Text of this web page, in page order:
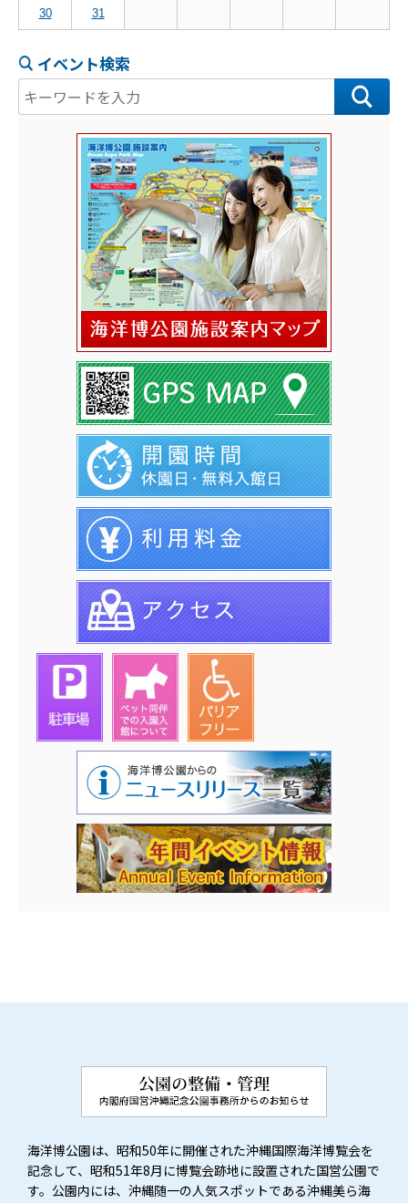
30 31
イベント検索
海洋博公園は、昭和50年に開催された沖縄国際海洋博覧会を
記念して、昭和51年8月に博覧会跡地に設置された国営公園で
す。公園内には、沖縄随一の人気スポットである沖縄美ら海